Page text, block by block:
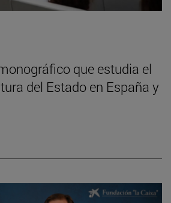
que estudia el
del Estado en España y